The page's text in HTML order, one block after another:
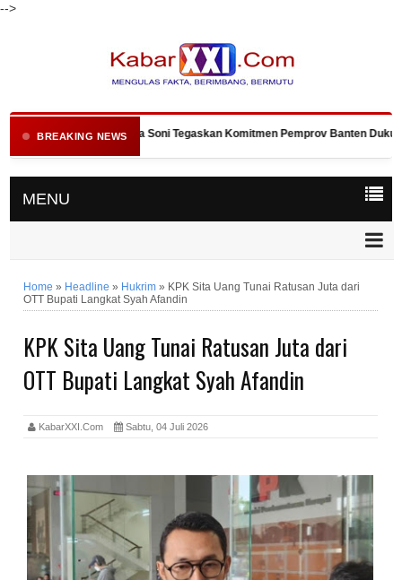
-->
BREAKING NEWS
Gubernur Andra Soni Tegaskan Komitmen Pemprov Banten Dukung
MENU
Home » Headline » Hukrim » KPK Sita Uang Tunai Ratusan Juta dari
OTT Bupati Langkat Syah Afandin
KPK Sita Uang Tunai Ratusan Juta dari
OTT Bupati Langkat Syah Afandin
KabarXXI.Com Sabtu, 04 Juli 2026